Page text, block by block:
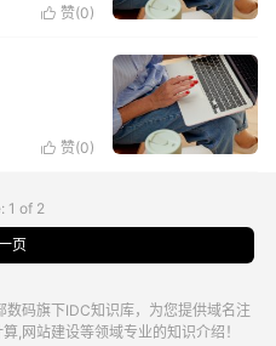
 赞(0)
 赞(0)
1 of 2
页
数码旗下IDC知识库，为您提供域名注
,网站建设等领域专业的知识介绍！